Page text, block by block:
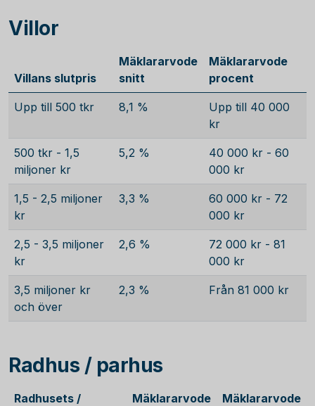
Villor
Villans slutpris
Mäklararvode
snitt
Mäklararvode
procent
Upp till 500 tkr 8,1 %
Upp till 40 000
kr
500 tkr - 1,5
miljoner kr
5,2 %
40 000 kr - 60
000 kr
1,5 - 2,5 miljoner
kr
3,3 %
60 000 kr - 72
000 kr
2,5 - 3,5 miljoner
kr
2,6 %
72 000 kr - 81
000 kr
3,5 miljoner kr
och över
2,3 % Från 81 000 kr
Radhus / parhus
Radhusets /
Mäklararvode
Mäklararvode